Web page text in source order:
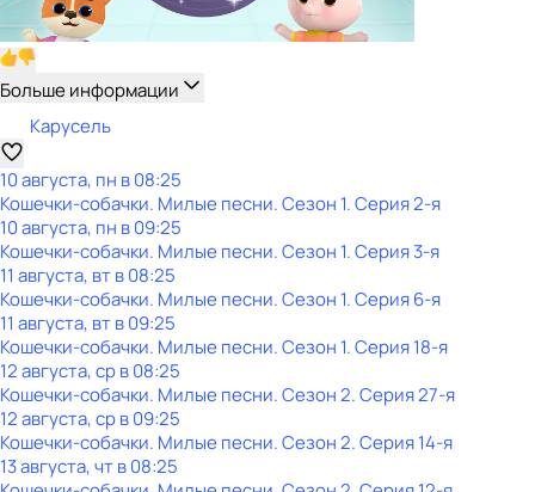
Больше информации
Карусель
10 августа, пн в 08:25
Кошечки-собачки. Милые песни. Сезон 1. Серия 2-я
10 августа, пн в 09:25
Кошечки-собачки. Милые песни. Сезон 1. Серия 3-я
11 августа, вт в 08:25
Кошечки-собачки. Милые песни. Сезон 1. Серия 6-я
11 августа, вт в 09:25
Кошечки-собачки. Милые песни. Сезон 1. Серия 18-я
12 августа, ср в 08:25
Кошечки-собачки. Милые песни. Сезон 2. Серия 27-я
12 августа, ср в 09:25
Кошечки-собачки. Милые песни. Сезон 2. Серия 14-я
13 августа, чт в 08:25